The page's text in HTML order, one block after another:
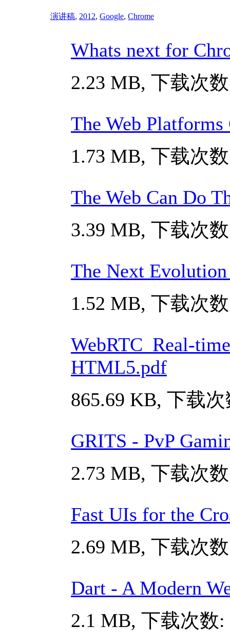
演讲稿, 2012, Google, Chrome
Whats next for
2.23 MB, 下载次
The Web
1.73 MB, 下载次
The Web Can Do
3.39 MB, 下载次
The Next
1.52 MB, 下载次
WebRTC_Real-
HTML5.pdf
865.69 KB, 下载
GRITS - PvP
2.73 MB, 下载次
Fast UIs for the
2.69 MB, 下载次
Dart - A Modern
2.1 MB, 下载次数: